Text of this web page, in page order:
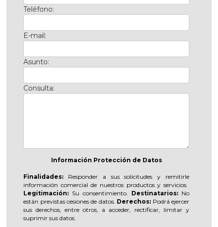
Teléfono:
E-mail:
Asunto:
Consulta:
Información Protección de Datos
Finalidades: Responder a sus solicitudes y remitirle
información comercial de nuestros productos y servicios.
Legitimación: Su consentimiento. Destinatarios:No
están previstas cesiones de datos. Derechos: Podrá ejercer
sus derechos, entre otros, a acceder, rectificar, limitar y
suprimir sus datos.